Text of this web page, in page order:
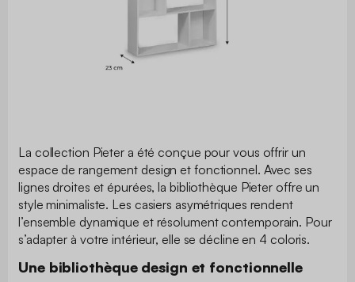
La collection Pieter a été conçue pour vous offrir un
espace de rangement design et fonctionnel. Avec ses
lignes droites et épurées, la bibliothèque Pieter offre un
style minimaliste. Les casiers asymétriques rendent
l’ensemble dynamique et résolument contemporain. Pour
s’adapter à votre intérieur, elle se décline en 4 coloris.
Une bibliothèque design et fonctionnelle